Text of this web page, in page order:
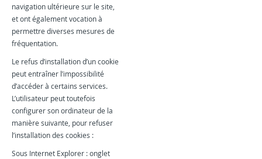
navigation ultérieure sur le site,
et ont également vocation à
permettre diverses mesures de
fréquentation.
Le refus d’installation d’un cookie
peut entraîner l’impossibilité
d’accéder à certains services.
L’utilisateur peut toutefois
configurer son ordinateur de la
manière suivante, pour refuser
l’installation des cookies :
Sous Internet Explorer : onglet